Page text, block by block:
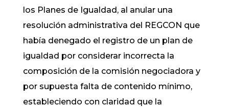
los Planes de Igualdad, al anular una
resolución administrativa del REGCON que
había denegado el registro de un plan de
igualdad por considerar incorrecta la
composición de la comisión negociadora y
por supuesta falta de contenido mínimo,
estableciendo con claridad que la